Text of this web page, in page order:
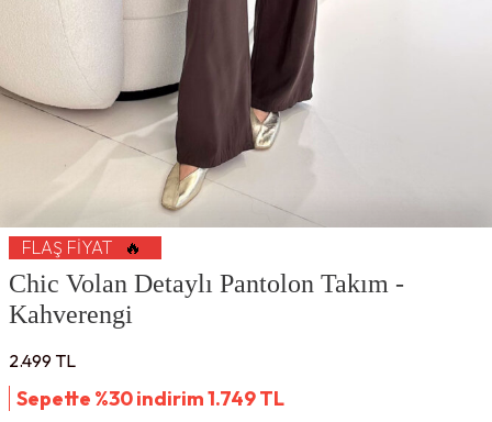
FLAŞ FIYAT 🔥
Chic Volan Detaylı Pantolon Takım -
Kahverengi
2.499TL
Sepette %30 indirim1.749TL